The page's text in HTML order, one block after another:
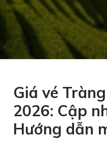
Giá vé
2026: Cập
Hướng dẫn